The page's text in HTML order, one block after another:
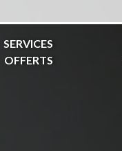
SERVICES
OFFERTS